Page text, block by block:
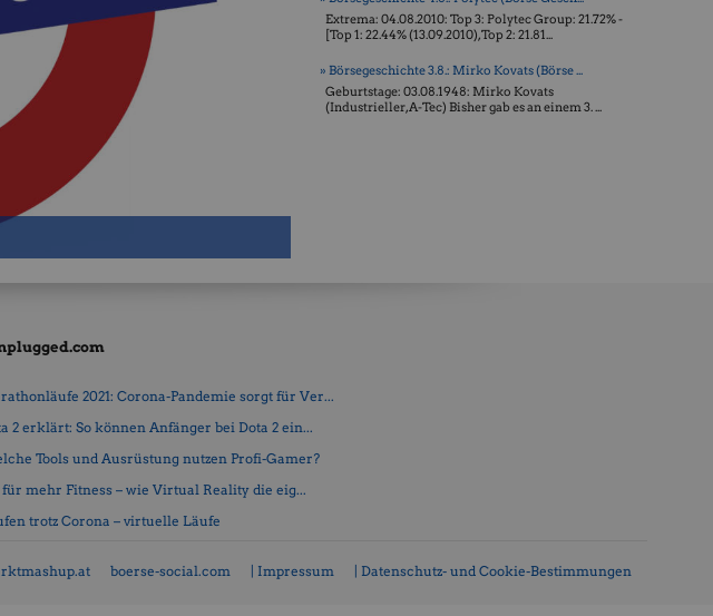
Extrema: 04.08.2010: Top 3: Polytec Group: 21.72% -
[Top 1: 22.44% (13.09.2010), Top 2: 21.81...
» Börsegeschichte 3.8.: Mirko Kovats (Börse ...
Geburtstage: 03.08.1948: Mirko Kovats
(Industrieller, A-Tec) Bisher gab es an einem 3. ...
2021: Corona-Pandemie sorgt für Ver...
2 erklärt: So können Anfänger bei Dota 2 ein...
Tools und Ausrüstung nutzen Profi-Gamer?
für mehr Fitness – wie Virtual Reality die eig...
trotz Corona – virtuelle Läufe
boerse-social.com | Impressum | Datenschutz- und Cookie-Bestimmungen